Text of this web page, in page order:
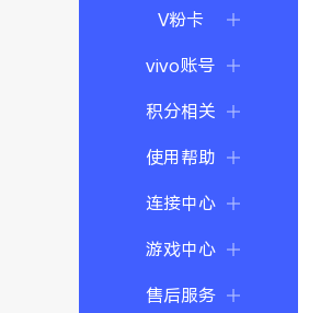
V粉卡
vivo账号
积分相关
使用帮助
连接中心
游戏中心
售后服务